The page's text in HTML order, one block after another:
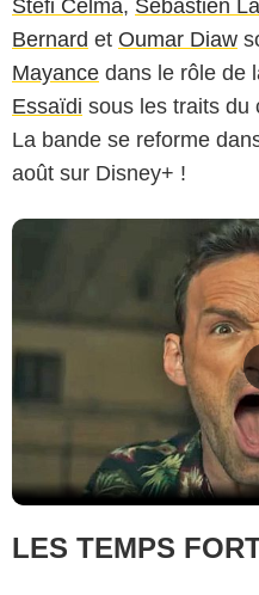
Stéfi Celma, Sébastien
Bernard et Oumar Diaw
Mayance dans le rôle de
Essaïdi sous les traits du
La bande se reforme
août sur Disney+ !
LES TEMPS